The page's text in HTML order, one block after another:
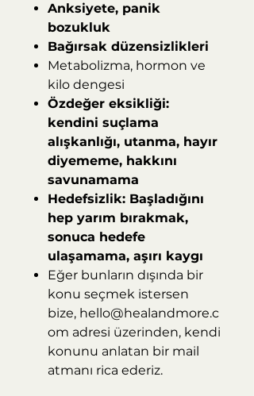
Anksiyete, panik
bozukluk
Bağırsak düzensizlikleri
Metabolizma, hormon ve
kilo dengesi
Özdeğer eksikliği:
kendini suçlama
alışkanlığı, utanma, hayır
diyememe, hakkını
savunamama
Hedefsizlik: Başladığını
hep yarım bırakmak,
sonuca hedefe
ulaşamama, aşırı kaygı
Eğer bunların dışında bir
konu seçmek istersen
bize, hello@healandmore.c
om adresi üzerinden, kendi
konunu anlatan bir mail
atmanı rica ederiz.